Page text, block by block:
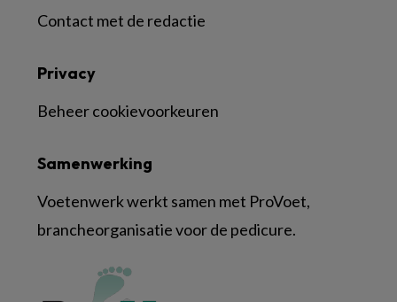
Contact met de redactie
Samenwerking
Voetenwerk werkt samen met ProVoet,
brancheorganisatie voor de pedicure.
Privacy
Beheer cookievoorkeuren